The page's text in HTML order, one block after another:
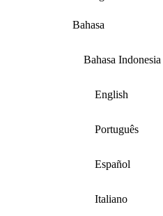
Bahasa
Bahasa Indonesia
English
Português
Español
Italiano